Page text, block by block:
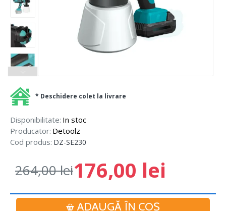
Disponibilitate: In stoc
Producator: Detoolz
Cod produs: DZ-SE230
176,00 lei
264,00 lei
ADAUGĂ ÎN COŞ
* Deschidere colet la livrare